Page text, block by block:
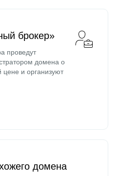
брокер»
проведут
домена о
и организуют
домена